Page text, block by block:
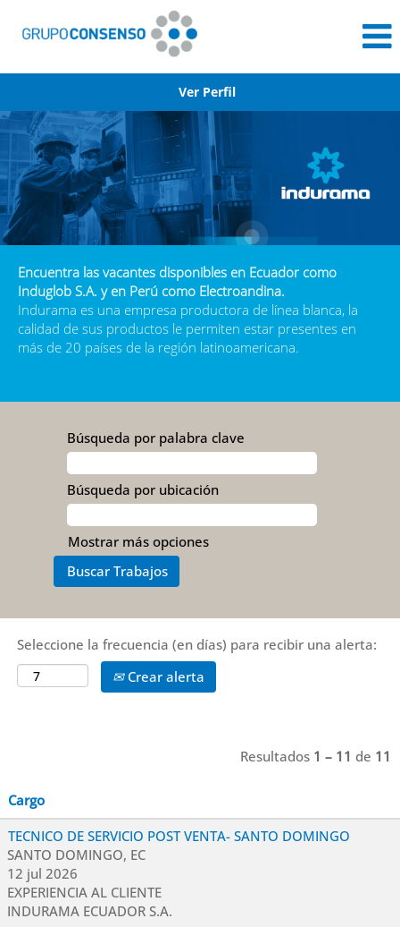
Ver Perfil
Indurama
Encuentra las vacantes disponibles en Ecuador como
Induglob S.A. y en Perú como Electroandina.
Indurama es una empresa productora de línea blanca, la
calidad de sus productos le permiten estar presentes en
más de 20 países de la región latinoamericana.
Búsqueda por palabra clave
Búsqueda por ubicación
Mostrar más opciones
Seleccione la frecuencia (en días) para recibir una alerta:
Crear alerta
Resultados 1 – 11 de 11
Cargo
TECNICO DE SERVICIO POST VENTA- SANTO DOMINGO
SANTO DOMINGO, EC
12 jul 2026
EXPERIENCIA AL CLIENTE
INDURAMA ECUADOR S.A.